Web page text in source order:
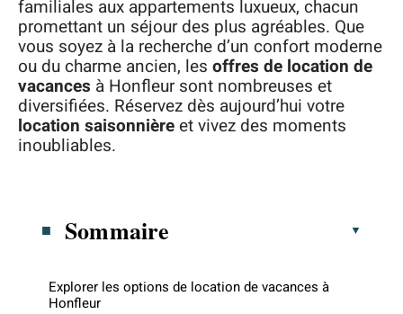
familiales aux appartements luxueux, chacun
promettant un séjour des plus agréables. Que
vous soyez à la recherche d’un confort moderne
ou du charme ancien, les offres de location de
vacances à Honfleur sont nombreuses et
diversifiées. Réservez dès aujourd’hui votre
location saisonnièreet vivez des moments
inoubliables.
Sommaire
Explorer les options de location de vacances à
Honfleur